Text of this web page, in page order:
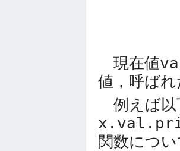
現在値
値，呼ば
例えば以
関数につ